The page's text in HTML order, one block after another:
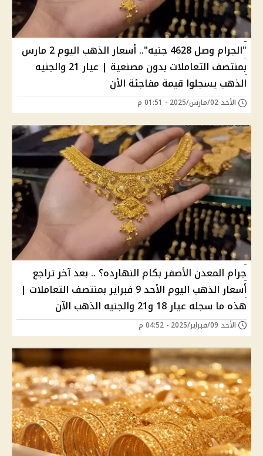
"الجرام وصل 4628 جنيه".. أسعار الذهب اليوم 2 مارس
بمنتصف التعاملات بدون مصنعية | عيار 21 والجنيه
الذهب يسجلوا قيمة مفاجئة الأن
الأحد 02/مارس/2025 - 01:51 م
جرام المعدن الأصفر بكام النهارده؟ .. بعد آخر تراجع
أسعار الذهب اليوم الأحد 9 فبراير بمنتصف التعاملات |
هذه ما سجله عيار 18 و21 والجنيه الذهب الآن
الأحد 09/فبراير/2025 - 04:52 م